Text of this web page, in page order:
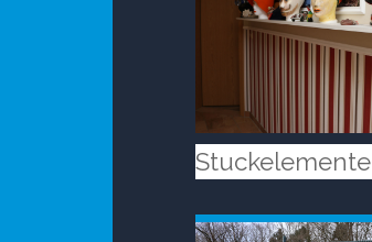
Stuckelemente